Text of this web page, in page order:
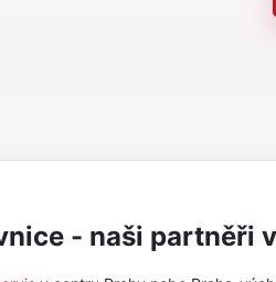
- naši partněři